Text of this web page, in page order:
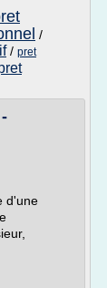
/
/ pret
d'une